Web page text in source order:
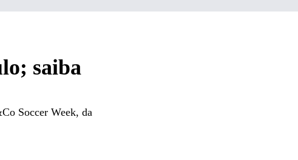
saiba
Soccer Week, da